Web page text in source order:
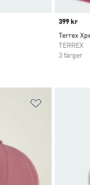
Price
399 kr
Terrex
TERREX
3 färger